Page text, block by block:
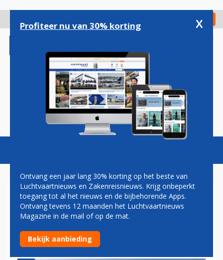
gaan
Check in
Magazine Podcasts Vacatures
ETIHAD AIRWAYS NIEUWE
KLANT VOOR AIRBUS
A330NEO
Profiteer nu van 30% korting x
Ontvang een jaar lang 30% korting op het beste van
Luchtvaartnieuws en Zakenreisnieuws. Krijg onbeperkt
toegang tot al het nieuws en de bijbehorende Apps.
Ontvang tevens 12 maanden het Luchtvaartnieuws
Magazine in de mail of op de mat.
Bekijk aanbieding